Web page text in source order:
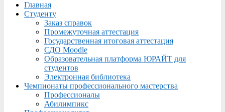
Menu
Главная
Студенту
Заказ справок
Промежуточная аттестация
Государственная итоговая аттестация
СДО Moodle
Образовательная платформа ЮРАЙТ для
студентов
Электронная библиотека
Чемпионаты профессионального мастерства
Профессионалы
Абилимпикс